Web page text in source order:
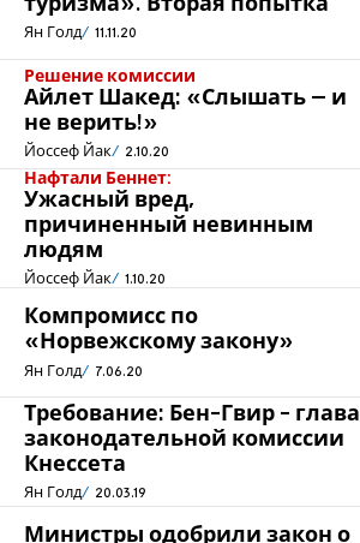
туризма». Вторая попытка
Ян Голд 11.11.20
Решение комиссии
Айлет Шакед: «Слышать – и
не верить!»
Йоссеф Йак 2.10.20
Нафтали Беннет:
Ужасный вред,
причиненный невинным
людям
Йоссеф Йак 1.10.20
Компромисс по
«Норвежскому закону»
Ян Голд 7.06.20
Требование: Бен-Гвир - глава
законодательной комиссии
Кнессета
Ян Голд 20.03.19
Министры одобрили закон о